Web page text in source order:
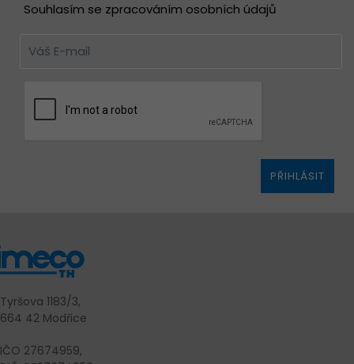
Souhlasím se zpracováním osobních údajů
PŘIHLÁSIT
Tyršova 1183/3,
664 42 Modřice
IČO 27674959,